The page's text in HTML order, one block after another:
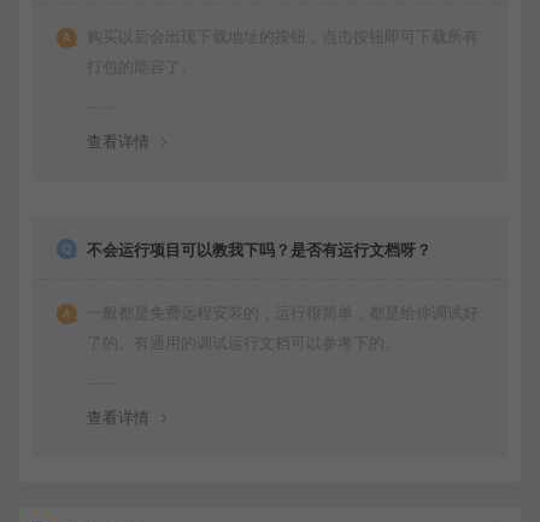
购买以后会出现下载地址的按钮，点击按钮即可下载所有
打包的能容了。
查看详情
不会运行项目可以教我下吗？是否有运行文档呀？
一般都是免费远程安装的，运行很简单，都是给你调试好
了的。有通用的调试运行文档可以参考下的。
查看详情